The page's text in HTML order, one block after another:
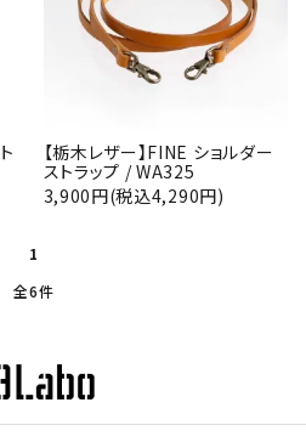
【栃木レザー】FINE ショルダー
ストラップ / WA325
3,900円(税込4,290円)
1
全6件